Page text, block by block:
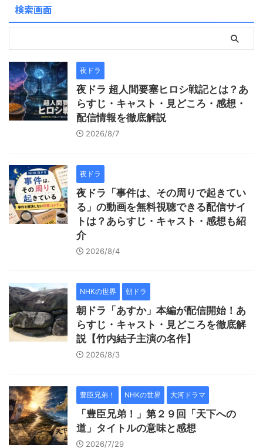
ない恋愛模 ...
検索画面
夜ドラ
夜ドラ 超人間要塞ヒロシ戦記とは？あ
らすじ・キャスト・見どころ・感想・
配信情報を徹底解説
2026/8/7
夜ドラ
夜ドラ「事件は、その周りで起きてい
る」の動画を無料視聴できる配信サイ
トは？あらすじ・キャスト・感想も紹
介
2026/8/4
NHKの世界 朝ドラ
朝ドラ「あすか」本編が配信開始！あ
らすじ・キャスト・見どころを徹底解
説【竹内結子主演の名作】
2026/8/3
豊臣兄弟！ NHKの世界 大河ドラマ
「豊臣兄弟！」第２９回「天下への
道」タイトルの意味と感想
2026/7/29